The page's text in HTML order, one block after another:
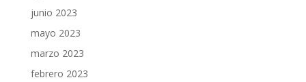
junio 2023
mayo 2023
marzo 2023
febrero 2023